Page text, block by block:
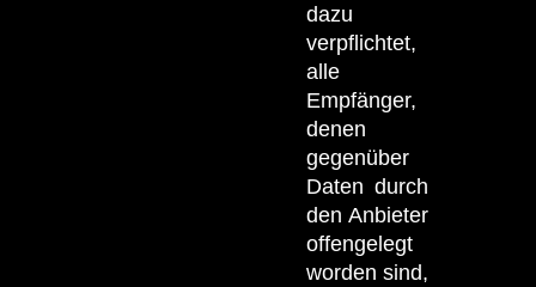
dazu
verpflichtet,
alle
Empfänger,
denen
gegenüber
Daten durch
den Anbieter
offengelegt
worden sind,